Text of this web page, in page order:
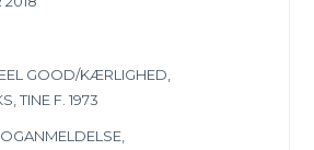
GOOD/KÆRLIGHED
,TINE F. 1973